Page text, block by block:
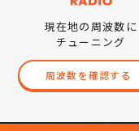
現在地の周波数に
チューニング
周波数を確認する